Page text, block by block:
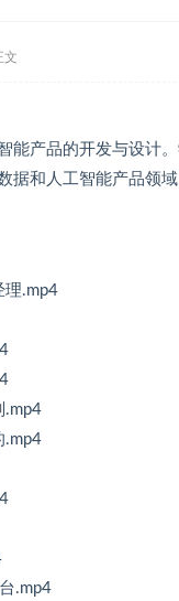
文
能产品的开发与设计
据和人工智能产品领域
理.mp4
.mp4
.mp4
.mp4